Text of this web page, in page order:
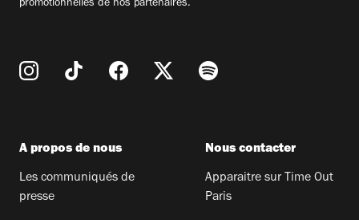
promotionnelles de nos partenaires.
A propos de nous
Les communiqués de
presse
Nous contacter
Apparaitre sur Time Out
Paris